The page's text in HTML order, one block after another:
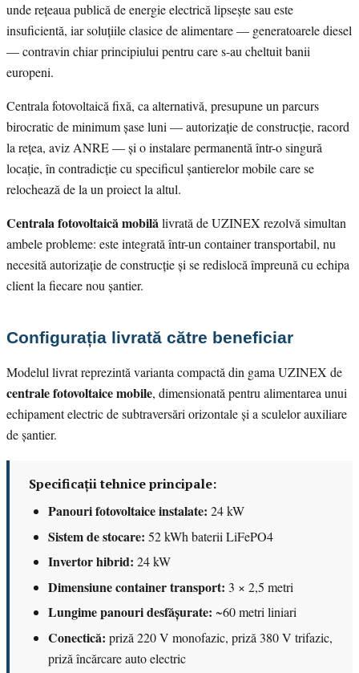
unde rețeaua publică de energie electrică lipsește sau este
insuficientă, iar soluțiile clasice de alimentare — generatoarele diesel
— contravin chiar principiului pentru care s-au cheltuit banii
europeni.
Centrala fotovoltaică fixă, ca alternativă, presupune un parcurs
birocratic de minimum șase luni — autorizație de construcție, racord
la rețea, aviz ANRE — și o instalare permanentă într-o singură
locație, în contradicție cu specificul șantierelor mobile care se
relochează de la un proiect la altul.
Centrala fotovoltaică mobilălivrată de UZINEX rezolvă simultan
ambele probleme: este integrată într-un container transportabil, nu
necesită autorizație de construcție și se redislocă împreună cu echipa
client la fiecare nou șantier.
Configurația livrată către beneficiar
Modelul livrat reprezintă varianta compactă din gama UZINEX de
centrale fotovoltaice mobile, dimensionată pentru alimentarea unui
echipament electric de subtraversări orizontale și a sculelor auxiliare
de șantier.
Specificații tehnice principale:
Panouri fotovoltaice instalate: 24 kW
Sistem de stocare: 52 kWh baterii LiFePO4
Invertor hibrid: 24 kW
Dimensiune container transport: 3 × 2,5 metri
Lungime panouri desfășurate: ~60 metri liniari
Conectică: priză 220 V monofazic, priză 380 V trifazic,
priză încărcare auto electric